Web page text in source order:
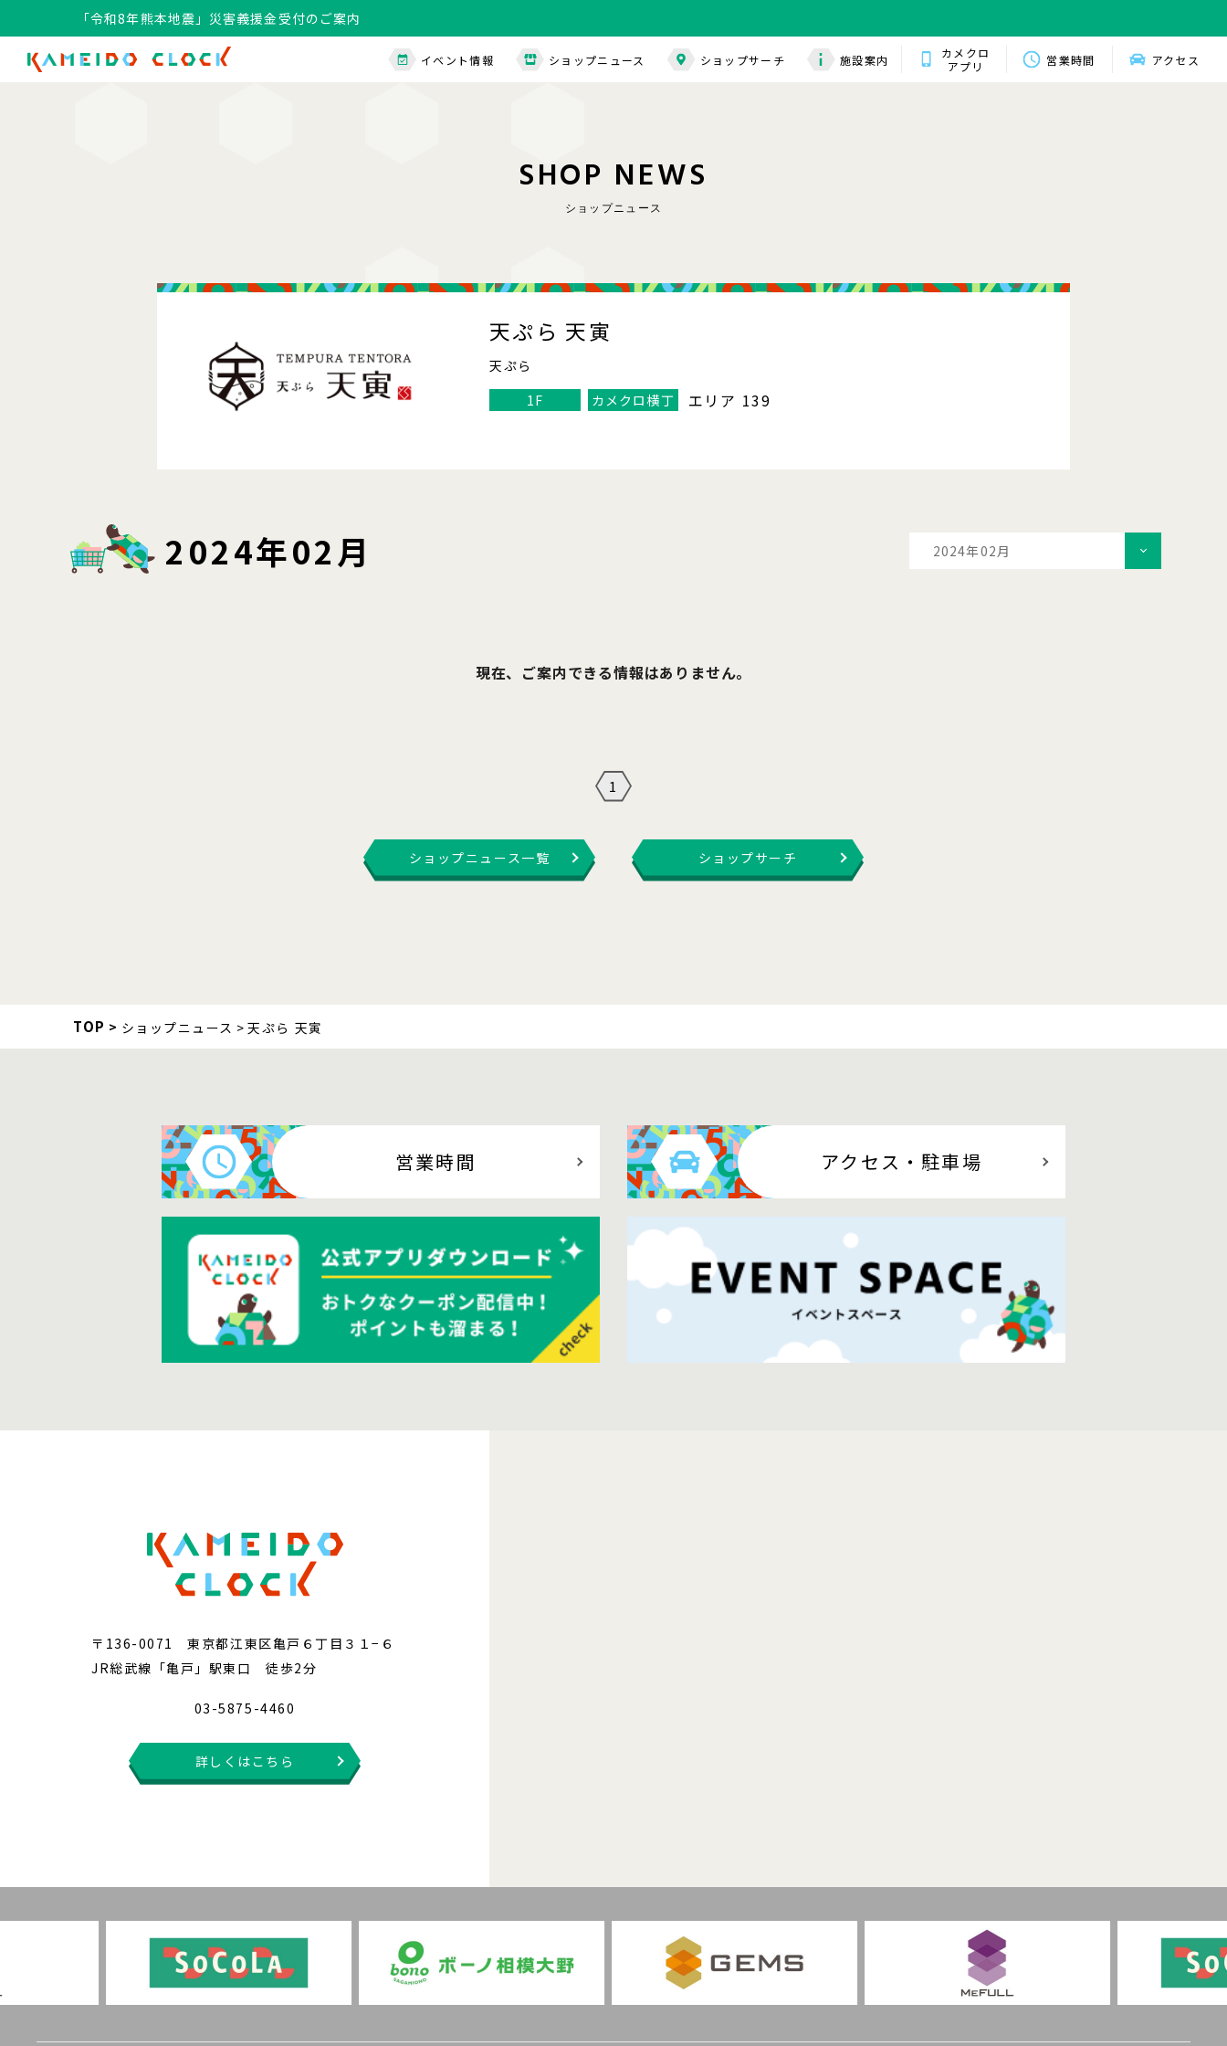
「令和8年熊本地震」災害義援金受付のご案内
イベント情報 ショップニュース ショップサーチ 施設案内
カメクロ
アプリ
営業時間 アクセス
SHOP NEWS
ショップニュース
天ぷら 天寅
天ぷら
1F
カメクロ横丁 エリア 139
2024年02月
2024年02月
現在、ご案内できる情報はありません。
1
ショップニュース一覧 ショップサーチ
TOP ショップニュース 天ぷら 天寅
営業時間 アクセス ・駐車場
〒136-0071 東京都江東区亀戸６丁目３１−６
JR総武線「亀戸」駅東口 徒歩2分
03-5875-4460
詳しくはこちら